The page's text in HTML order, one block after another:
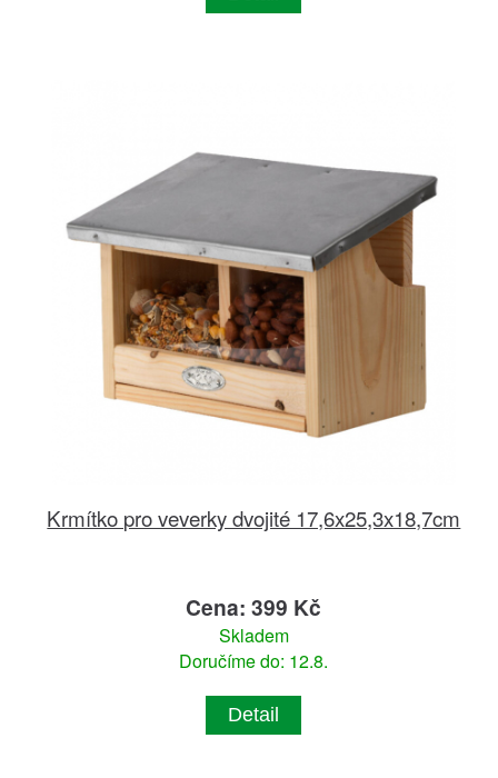
Krmítko pro veverky dvojité 17,6x25,3x18,7cm
Cena: 399 Kč
Skladem
Doručíme do: 12.8.
Detail